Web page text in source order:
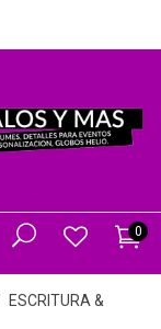
0
ESCRITURA &